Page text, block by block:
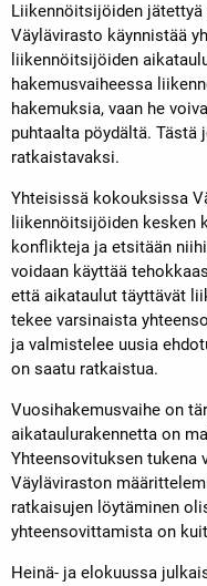
Liikennöitsijöiden
Väylävirasto käynnistää
liikennöitsijöiden
hakemusvaiheessa
hakemuksia, vaan he
puhtaalta pöydältä.
ratkaistavaksi.
Yhteisissä kokouksissa
liikennöitsijöiden kesken
konflikteja ja etsitään
voidaan käyttää
että aikataulut täyttävät
tekee varsinaista
ja valmistelee uusia
on saatu ratkaistua.
Vuosihakemusvaihe on
aikataulurakennetta on
Yhteensovituksen tukena
Väyläviraston
ratkaisujen löytäminen
yhteensovittamista on
Heinä- ja elokuussa